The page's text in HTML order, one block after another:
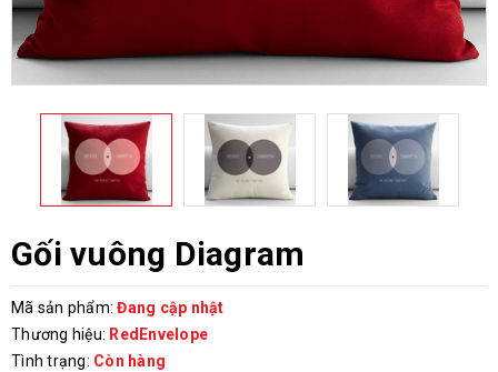
Gối vuông Diagram
Mã sản phẩm: Đang cập nhật
Thương hiệu: RedEnvelope
Tình trạng: Còn hàng